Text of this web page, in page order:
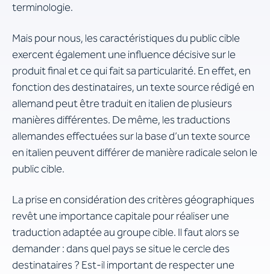
terminologie.
Mais pour nous, les caractéristiques du public cible
exercent également une influence décisive sur le
produit final et ce qui fait sa particularité. En effet, en
fonction des destinataires, un texte source rédigé en
allemand peut être traduit en italien de plusieurs
manières différentes. De même, les traductions
allemandes effectuées sur la base d’un texte source
en italien peuvent différer de manière radicale selon le
public cible.
La prise en considération des critères géographiques
revêt une importance capitale pour réaliser une
traduction adaptée au groupe cible. Il faut alors se
demander : dans quel pays se situe le cercle des
destinataires ? Est-il important de respecter une